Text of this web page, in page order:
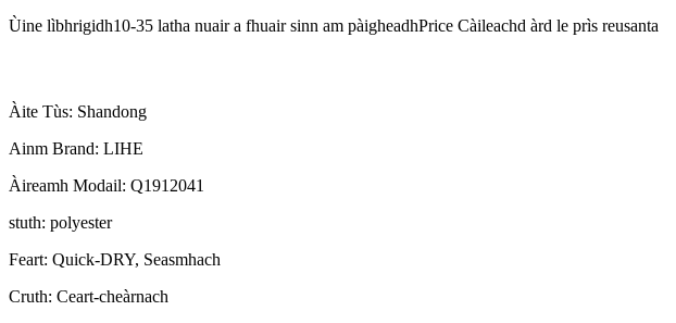
Ùine lìbhrigidh10-35 latha nuair a fhuair sinn am pàigheadhPrice Càileachd àrd le prìs reusanta
Àite Tùs: Shandong
Ainm Brand: LIHE
Àireamh Modail: Q1912041
stuth: polyester
Feart: Quick-DRY, Seasmhach
Cruth: Ceart-cheàrnach